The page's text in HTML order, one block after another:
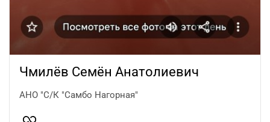
Чмилёв Семён Анатолиевич
АНО "С/К "Самбо Нагорная"